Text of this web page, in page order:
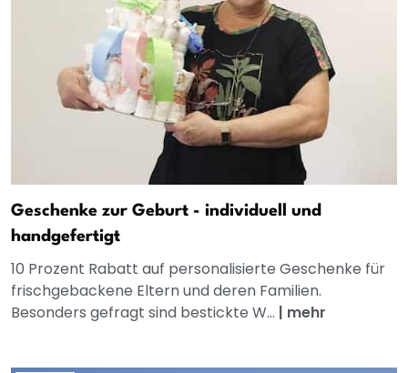
Geschenke zur Geburt - individuell und
handgefertigt
10 Prozent Rabatt auf personalisierte Geschenke für
frischgebackene Eltern und deren Familien.
Besonders gefragt sind bestickte W... | mehr